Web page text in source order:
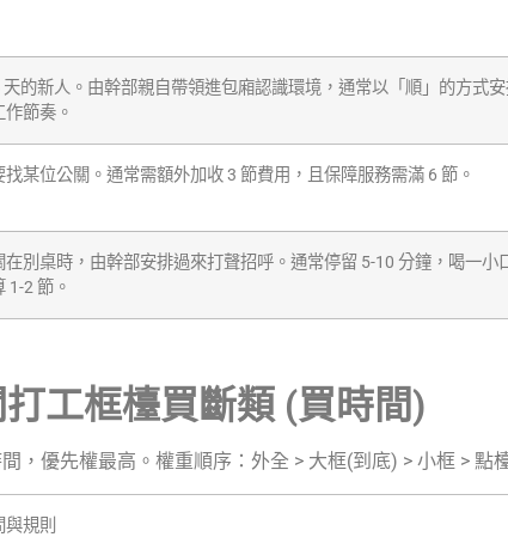
天的新人。由幹部親自帶領進包廂認識環境，通常以「順」的方式
節奏。
找某位公關。通常需額外加收 3 節費用，且保障服務需滿 6 節。
在別桌時，由幹部安排過來打聲招呼。通常停留 5-10 分鐘，喝一小
1-2 節。
工框檯買斷類 (買時間)
，優先權最高。權重順序：外全 > 大框(到底) > 小框 > 點
規則